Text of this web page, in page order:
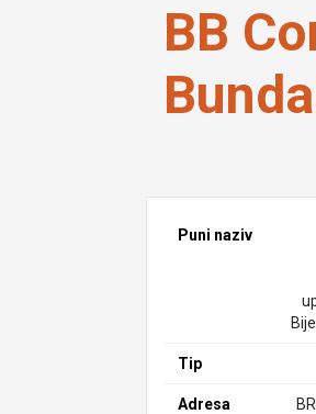
BB
Puni naziv
Tip
Adresa